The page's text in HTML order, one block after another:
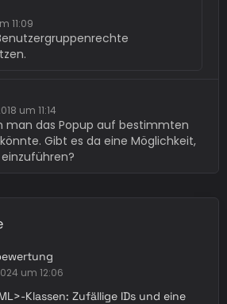
11:09
um 11:14
man das Popup auf bestimmten
Gibt es da eine Möglichkeit,
um 12:06
Klassen: Zufällige IDs und eine